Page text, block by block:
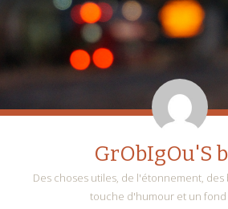
GrObIgOu'S
Des choses utiles, de l'étonnement, des
touche d'humour et un fond